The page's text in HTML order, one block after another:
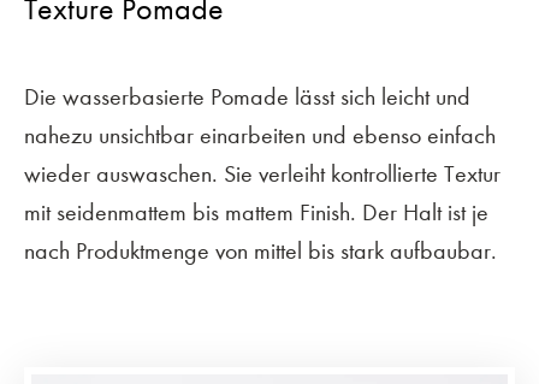
Texture Pomade
Die wasserbasierte Pomade lässt sich leicht und
nahezu unsichtbar einarbeiten und ebenso einfach
wieder auswaschen. Sie verleiht kontrollierte Textur
mit seidenmattem bis mattem Finish. Der Halt ist je
nach Produktmenge von mittel bis stark aufbaubar.